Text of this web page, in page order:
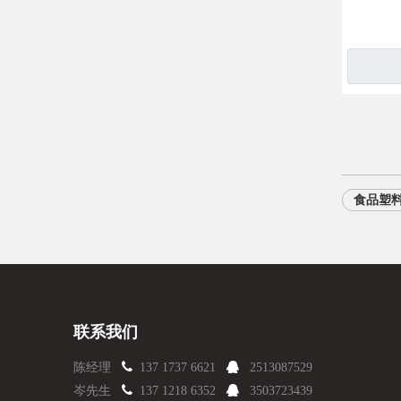
食品塑
联系我们
陈经理  137 1737 6621  2513087529
岑先生  137 1218 6352  3503723439